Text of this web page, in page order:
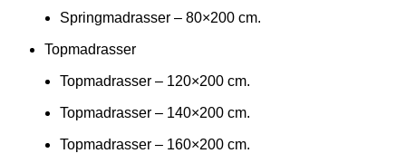
Springmadrasser – 80×200 cm.
Topmadrasser
Topmadrasser – 120×200 cm.
Topmadrasser – 140×200 cm.
Topmadrasser – 160×200 cm.